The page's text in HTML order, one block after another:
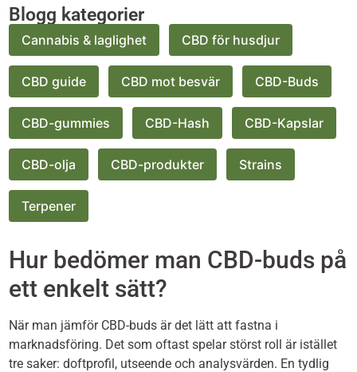
Blogg kategorier
Cannabis & laglighet CBD för husdjur
CBD guide CBD mot besvär CBD-Buds
CBD-gummies CBD-Hash CBD-Kapslar
CBD-olja CBD-produkter Strains
Terpener
Hur bedömer man CBD-buds på
ett enkelt sätt?
När man jämför CBD-buds är det lätt att fastna i
marknadsföring. Det som oftast spelar störst roll är istället
tre saker: doftprofil, utseende och analysvärden. En tydlig